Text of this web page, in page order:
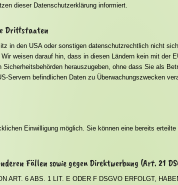
dieser Datenschutzerklärung informiert.
Drittstaaten
in den USA oder sonstigen datenschutzrechtlich nicht
weisen darauf hin, dass in diesen Ländern kein mit
herauszugeben, ohne dass Sie als
Servern befindlichen Daten zu Überwachungszwecken
Einwilligung möglich. Sie können eine bereits
Fällen sowie gegen Direktwerbung (Art. 21
ART. 6 ABS. 1 LIT. E ODER F DSGVO ERFOLGT,